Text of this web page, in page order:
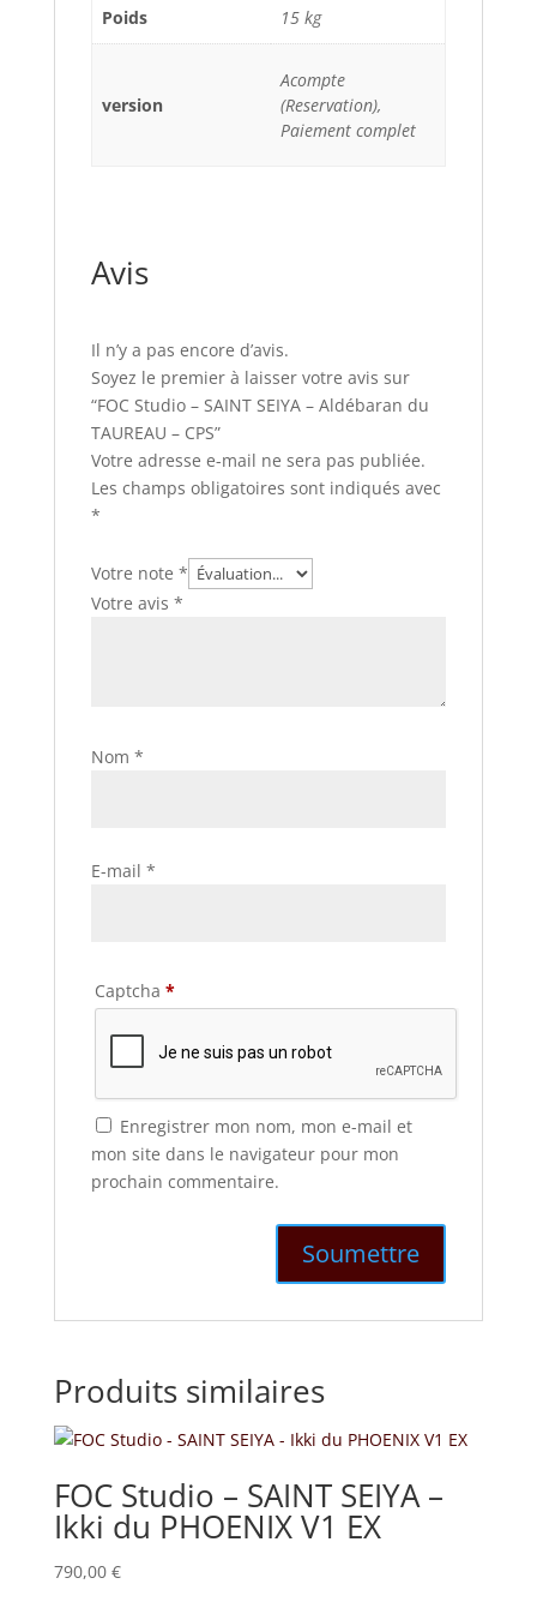
Poids 15 kg
version
Acompte
(Reservation),
Paiement complet
Avis
Il n’y a pas encore d’avis.
Soyez le premier à laisser votre avis sur
“FOC Studio – SAINT SEIYA – Aldébaran du
TAUREAU – CPS”
Votre adresse e-mail ne sera pas publiée.
Les champs obligatoires sont indiqués avec
*
Votre note *
Votre avis *
Nom *
E-mail *
Captcha *
Enregistrer mon nom, mon e-mail et
mon site dans le navigateur pour mon
prochain commentaire.
Produits similaires
FOC Studio – SAINT SEIYA –
Ikki du PHOENIX V1 EX
790,00 €